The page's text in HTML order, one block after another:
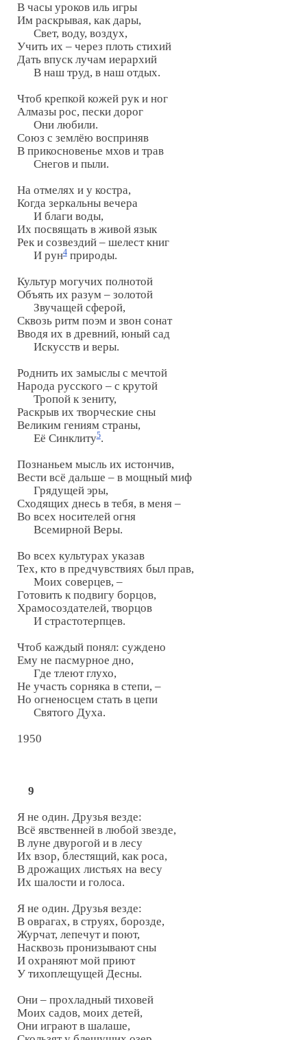
В часы уроков иль игры
Им раскрывая, как дары,
      Свет, воду, воздух,
Учить их – через плоть стихий
Дать впуск лучам иерархий
      В наш труд, в наш отдых.
Чтоб крепкой кожей рук и ног
Алмазы рос, пески дорог
      Они любили.
Союз с землёю восприняв
В прикосновенье мхов и трав
      Снегов и пыли.
На отмелях и у костра,
Когда зеркальны вечера
      И благи воды,
Их посвящать в живой язык
Рек и созвездий – шелест книг
      И рун
4 природы.
Культур могучих полнотой
Объять их разум – золотой
      Звучащей сферой,
Сквозь ритм поэм и звон сонат
Вводя их в древний, юный сад
      Искусств и веры.
Роднить их замыслы с мечтой
Народа русского – с крутой
      Тропой к зениту,
Раскрыв их творческие сны
Великим гениям страны,
      Её Синклиту
5.
Познаньем мысль их истончив,
Вести всё дальше – в мощный миф
      Грядущей эры,
Сходящих днесь в тебя, в меня –
Во всех носителей огня
      Всемирной Веры.
Во всех культурах указав
Тех, кто в предчувствиях был прав,
      Моих соверцев, –
Готовить к подвигу борцов,
Храмосоздателей, творцов
      И страстотерпцев.
Чтоб каждый понял: суждено
Ему не пасмурное дно,
      Где тлеют глухо,
Не участь сорняка в степи, –
Но огненосцем стать в цепи
      Святого Духа.
1950
9
Я не один. Друзья везде:
Всё явственней в любой звезде,
В луне двурогой и в лесу
Их взор, блестящий, как роса,
В дрожащих листьях на весу
Их шалости и голоса.
Я не один. Друзья везде:
В оврагах, в струях, борозде,
Журчат, лепечут и поют,
Насквозь пронизывают сны
И охраняют мой приют
У тихоплещущей Десны.
Они – прохладный тиховей
Моих садов, моих детей,
Они играют в шалаше,